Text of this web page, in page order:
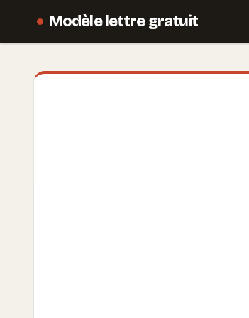
Modèle lettre gratuit